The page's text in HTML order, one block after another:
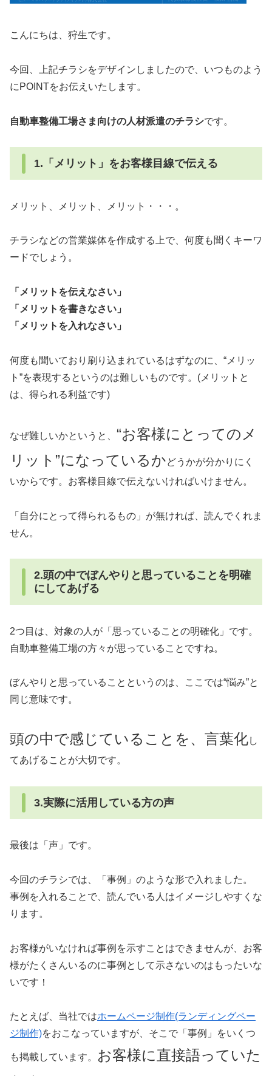
こんにちは、狩生です。
今回、上記チラシをデザインしましたので、いつものよう
にPOINTをお伝えいたします。
自動車整備工場さま向けの人材派遣のチラシです。
1.「メリット」をお客様目線で伝える
メリット、メリット、メリット・・・。
チラシなどの営業媒体を作成する上で、何度も聞くキーワ
ードでしょう。
「メリットを伝えなさい」
「メリットを書きなさい」
「メリットを入れなさい」
何度も聞いており刷り込まれているはずなのに、“メリッ
ト”を表現するというのは難しいものです。(メリットと
は、得られる利益です)
なぜ難しいかというと、 “お客様にとってのメ
リット”になっているかどうかが分かりにく
いからです。お客様目線で伝えないければいけません。
「自分にとって得られるもの」が無ければ、読んでくれま
せん。
2.頭の中でぼんやりと思っていることを明確
にしてあげる
2つ目は、対象の人が「思っていることの明確化」です。
自動車整備工場の方々が思っていることですね。
ぼんやりと思っていることというのは、ここでは“悩み”と
同じ意味です。
頭の中で感じていることを、言葉化し
てあげることが大切です。
3.実際に活用している方の声
最後は「声」です。
今回のチラシでは、「事例」のような形で入れました。
事例を入れることで、読んでいる人はイメージしやすくな
ります。
お客様がいなければ事例を示すことはできませんが、お客
様がたくさんいるのに事例として示さないのはもったいな
いです！
たとえば、当社ではホームページ制作(ランディングペー
ジ制作)をおこなっていますが、そこで「事例」をいくつ
も掲載しています。 お客様に直接語っていた